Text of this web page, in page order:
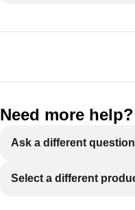
Need more help?
Ask a different question
Select a different